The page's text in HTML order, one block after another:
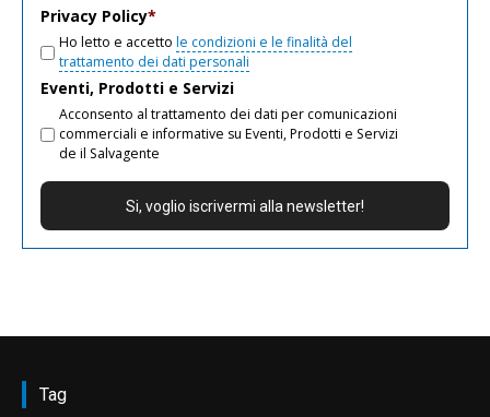
Privacy Policy*
Ho letto e accetto le condizioni e le finalità del
trattamento dei dati personali
Eventi, Prodotti e Servizi
Acconsento al trattamento dei dati per comunicazioni
commerciali e informative su Eventi, Prodotti e Servizi
de il Salvagente
Tag